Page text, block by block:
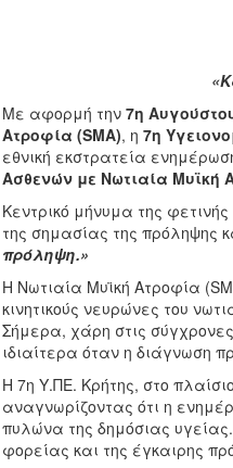
Με αφορμή την 7η
Ατροφία (SMA), η 7η
εθνική εκστρατεία
Ασθενών με Νωτιαία Μυϊκή
Κεντρικό μήνυμα της
της σημασίας της πρόληψης
πρόληψη.»
Η Νωτιαία Μυϊκή Ατροφία
κινητικούς νευρώνες του
Σήμερα, χάρη στις
ιδιαίτερα όταν η διάγνωση
Η 7η Υ.ΠΕ. Κρήτης, στο
αναγνωρίζοντας ότι η
πυλώνα της δημόσιας
φορείας και της έγκαιρης